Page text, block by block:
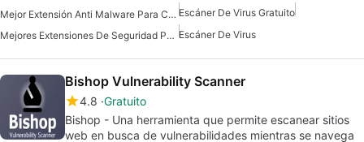
Mejor Extensión Anti Malware Para Chrome Escáner De Virus Gratuito
Mejores Extensiones De Seguridad Para Chrome Escáner De Virus
Bishop Vulnerability Scanner
4.8 Gratuito
Bishop - Una herramienta que permite escanear sitios
web en busca de vulnerabilidades mientras se navega